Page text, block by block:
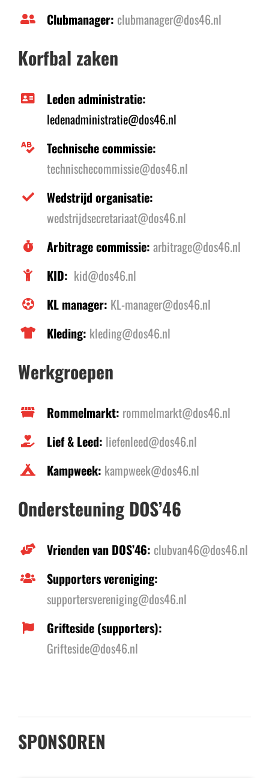
Clubmanager: clubmanager@dos46.nl
Korfbal zaken
Leden administratie:
ledenadministratie@dos46.nl
Technische commissie:
technischecommissie@dos46.nl
Wedstrijd organisatie:
wedstrijdsecretariaat@dos46.nl
Arbitrage commissie: arbitrage@dos46.nl
KID: kid@dos46.nl
KL manager: KL-manager@dos46.nl
Kleding: kleding@dos46.nl
Werkgroepen
Rommelmarkt: rommelmarkt@dos46.nl
Lief & Leed: liefenleed@dos46.nl
Kampweek: kampweek@dos46.nl
Ondersteuning DOS’46
Vrienden van DOS’46: clubvan46@dos46.nl
Supporters vereniging:
supportersvereniging@dos46.nl
Grifteside (supporters):
Grifteside@dos46.nl
SPONSOREN